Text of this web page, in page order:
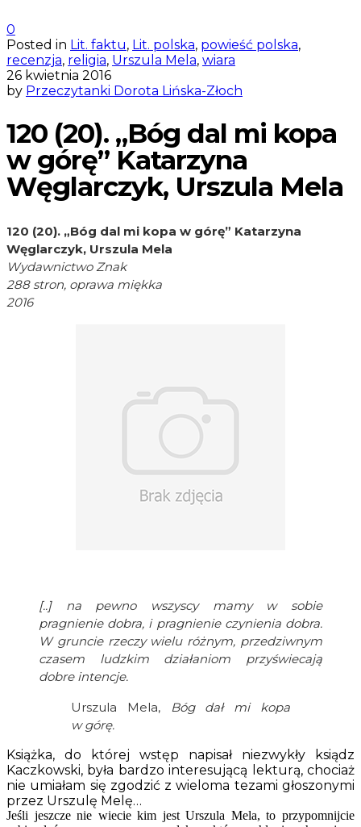
0
Posted in Lit. faktu, Lit. polska, powieść polska,
recenzja, religia, Urszula Mela, wiara
26 kwietnia 2016
by Przeczytanki Dorota Lińska-Złoch
120 (20). „Bóg dal mi kopa
w górę” Katarzyna
Węglarczyk, Urszula Mela
120 (20). „Bóg dal mi kopa w górę” Katarzyna
Węglarczyk, Urszula Mela
Wydawnictwo Znak
288 stron, oprawa miękka
2016
[..] na pewno wszyscy mamy w sobie
pragnienie dobra, i pragnienie czynienia dobra.
W gruncie rzeczy wielu różnym, przedziwnym
czasem ludzkim działaniom przyświecają
dobre intencje.
Urszula Mela,Bóg dał mi kopa
w górę.
Książka, do której wstęp napisał niezwykły ksiądz
Kaczkowski, była bardzo interesującą lekturą, chociaż
nie umiałam się zgodzić z wieloma tezami głoszonymi
przez Urszulę Melę…
Jeśli jeszcze nie wiecie kim jest Urszula Mela, to przypomnijcie